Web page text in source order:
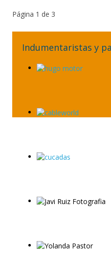
Página 1 de 3
Indumentaristas y